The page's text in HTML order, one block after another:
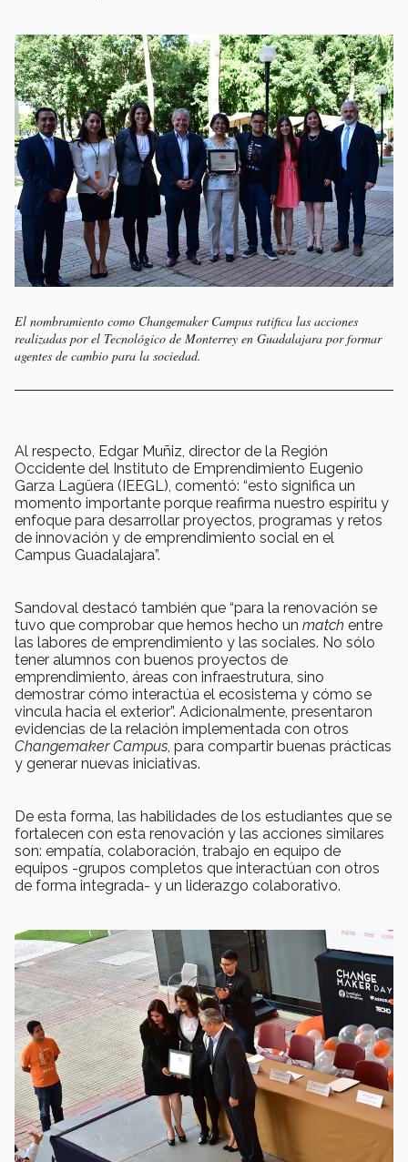
El nombramiento como Changemaker Campus ratifica las acciones
realizadas por el Tecnológico de Monterrey en Guadalajara por formar
agentes de cambio para la sociedad.
Al respecto, Edgar Muñiz, director de la Región
Occidente del Instituto de Emprendimiento Eugenio
Garza Lagüera (IEEGL), comentó: “esto significa un
momento importante porque reafirma nuestro espíritu y
enfoque para desarrollar proyectos, programas y retos
de innovación y de emprendimiento social en el
Campus Guadalajara”.
Sandoval destacó también que “para la renovación se
tuvo que comprobar que hemos hecho un match entre
las labores de emprendimiento y las sociales. No sólo
tener alumnos con buenos proyectos de
emprendimiento, áreas con infraestrutura, sino
demostrar cómo interactúa el ecosistema y cómo se
vincula hacia el exterior”. Adicionalmente, presentaron
evidencias de la relación implementada con otros
Changemaker Campus, para compartir buenas prácticas
y generar nuevas iniciativas.
De esta forma, las habilidades de los estudiantes que se
fortalecen con esta renovación y las acciones similares
son: empatía, colaboración, trabajo en equipo de
equipos -grupos completos que interactúan con otros
de forma integrada- y un liderazgo colaborativo.